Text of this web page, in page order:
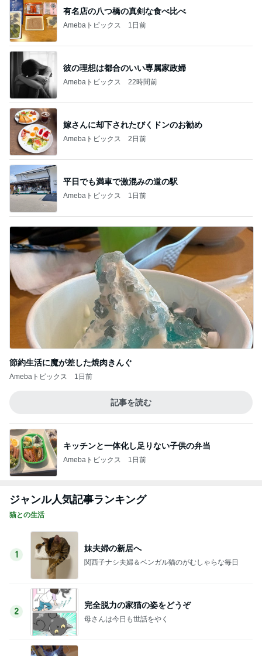
有名店の八つ橋の真剣な食べ比べ
Amebaトピックス 1日前
彼の理想は都合のいい専属家政婦
Amebaトピックス 22時間前
嫁さんに却下されたびくドンのお勧め
Amebaトピックス 2日前
平日でも満車で激混みの道の駅
Amebaトピックス 1日前
節約生活に魔が差した焼肉きんぐ
Amebaトピックス 1日前
記事を読む
キッチンと一体化し足りない子供の弁当
Amebaトピックス 1日前
ジャンル人気記事ランキング
猫との生活
1
妹夫婦の新居へ
関西子ナシ夫婦＆ベンガル猫のがむしゃらな毎日
2
完全脱力の家猫の姿をどうぞ
母さんは今日も世話をやく